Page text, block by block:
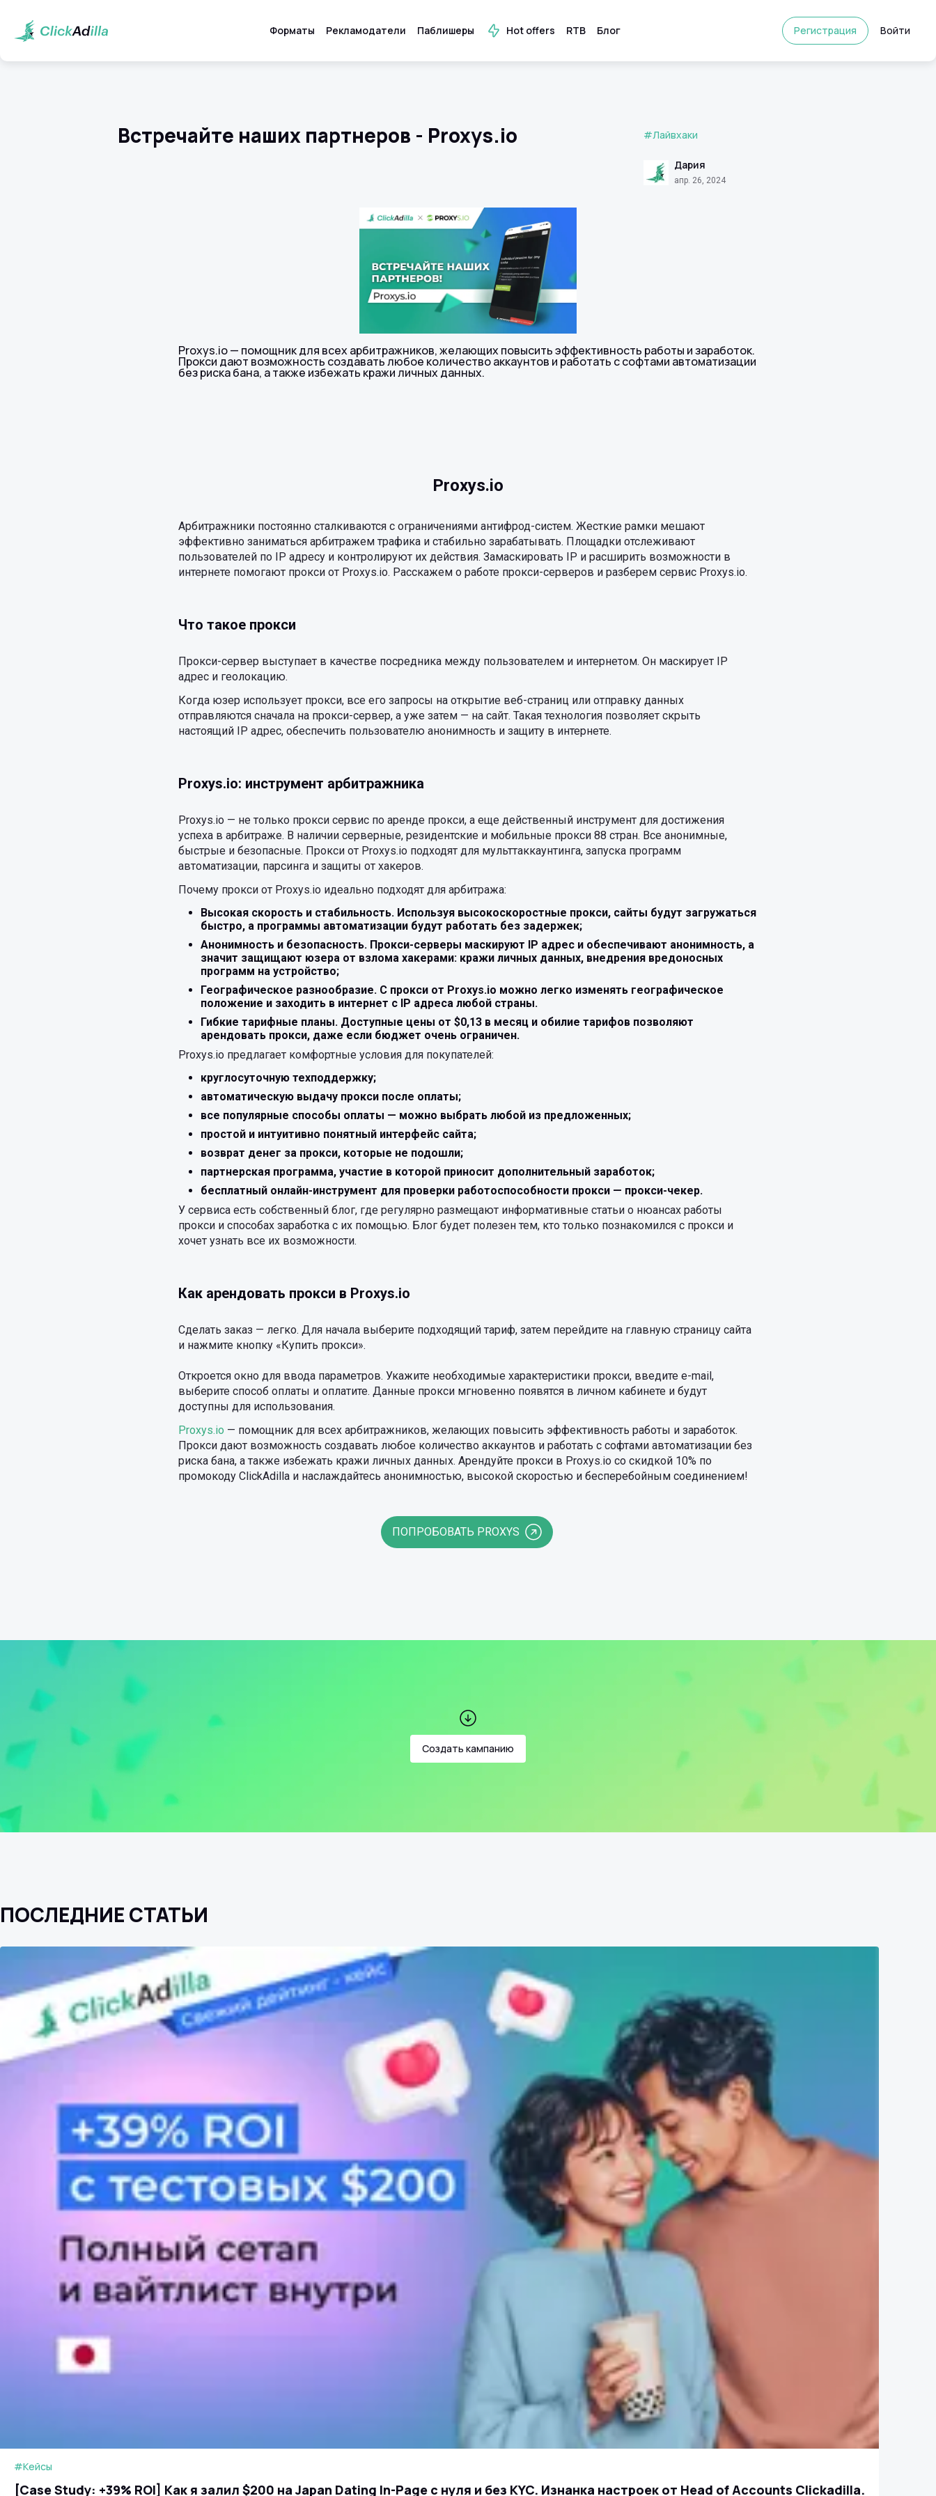
Форматы Рекламодатели Паблишеры Hot offers RTB Блог Регистрация Войти
Встречайте наших партнеров - Proxys.io #Лайвхаки
Дария
апр. 26, 2024
Proxys.io — помощник для всех арбитражников, желающих повысить эффективность работы и заработок.
Прокси дают возможность создавать любое количество аккаунтов и работать с софтами автоматизации
без риска бана, а также избежать кражи личных данных.
Proxys.io
Арбитражники постоянно сталкиваются с ограничениями антифрод-систем. Жесткие рамки мешают
эффективно заниматься арбитражем трафика и стабильно зарабатывать. Площадки отслеживают
пользователей по IP адресу и контролируют их действия. Замаскировать IP и расширить возможности в
интернете помогают прокси от Proxys.io. Расскажем о работе прокси-серверов и разберем сервис Proxys.io.
Что такое прокси
Прокси-сервер выступает в качестве посредника между пользователем и интернетом. Он маскирует IP
адрес и геолокацию.
Когда юзер использует прокси, все его запросы на открытие веб-страниц или отправку данных
отправляются сначала на прокси-сервер, а уже затем — на сайт. Такая технология позволяет скрыть
настоящий IP адрес, обеспечить пользователю анонимность и защиту в интернете.
Proxys.io: инструмент арбитражника
Proxys.io — не только прокси сервис по аренде прокси, а еще действенный инструмент для достижения
успеха в арбитраже. В наличии серверные, резидентские и мобильные прокси 88 стран. Все анонимные,
быстрые и безопасные. Прокси от Proxys.io подходят для мульттаккаунтинга, запуска программ
автоматизации, парсинга и защиты от хакеров.
Почему прокси от Proxys.io идеально подходят для арбитража:
Высокая скорость и стабильность. Используя высокоскоростные прокси, сайты будут загружаться
быстро, а программы автоматизации будут работать без задержек;
Анонимность и безопасность. Прокси-серверы маскируют IP адрес и обеспечивают анонимность, а
значит защищают юзера от взлома хакерами: кражи личных данных, внедрения вредоносных
программ на устройство;
Географическое разнообразие. С прокси от Proxys.io можно легко изменять географическое
положение и заходить в интернет с IP адреса любой страны.
Гибкие тарифные планы. Доступные цены от $0,13 в месяц и обилие тарифов позволяют
арендовать прокси, даже если бюджет очень ограничен.
Proxys.io предлагает комфортные условия для покупателей:
круглосуточную техподдержку;
автоматическую выдачу прокси после оплаты;
все популярные способы оплаты — можно выбрать любой из предложенных;
простой и интуитивно понятный интерфейс сайта;
возврат денег за прокси, которые не подошли;
партнерская программа, участие в которой приносит дополнительный заработок;
бесплатный онлайн-инструмент для проверки работоспособности прокси — прокси-чекер.
У сервиса есть собственный блог, где регулярно размещают информативные статьи о нюансах работы
прокси и способах заработка с их помощью. Блог будет полезен тем, кто только познакомился с прокси и
хочет узнать все их возможности.
Как арендовать прокси в Proxys.io
Сделать заказ — легко. Для начала выберите подходящий тариф, затем перейдите на главную страницу сайта
и нажмите кнопку «Купить прокси».
Откроется окно для ввода параметров. Укажите необходимые характеристики прокси, введите e-mail,
выберите способ оплаты и оплатите. Данные прокси мгновенно появятся в личном кабинете и будут
доступны для использования.
Proxys.io — помощник для всех арбитражников, желающих повысить эффективность работы и заработок.
Прокси дают возможность создавать любое количество аккаунтов и работать с софтами автоматизации без
риска бана, а также избежать кражи личных данных. Арендуйте прокси в Proxys.io со скидкой 10% по
промокоду ClickAdilla и наслаждайтесь анонимностью, высокой скоростью и бесперебойным соединением!
ПОПРОБОВАТЬ PROXYS
Создать кампанию
ПОСЛЕДНИЕ СТАТЬИ
#Кейсы
[Case Study: +39% ROI] Как я залил $200 на Japan Dating In-Page с нуля и без KYC. Изнанка настроек от Head of Accounts Clickadilla.